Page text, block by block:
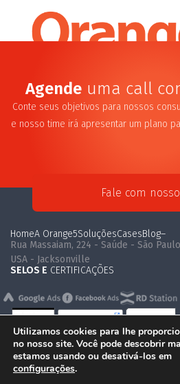
Agende uma call
Conte seus objetivos para nossos
e nosso time irá apresentar um plano
Fale com
HomeA Orange5SoluçõesCasesBlog–
Rua Massaiam, 224 - Saúde - São
USA - Jacksonville
SELOS E CERTIFICAÇÕES
Utilizamos cookies para lhe
no nosso site. Você pode descobrir
estamos usando ou desativá-los em
configurações.